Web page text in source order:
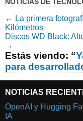
← La primera
Kilómetros
Discos WD Black:
→
Estás viendo: “
para
NOTICIAS
OpenAI y Hugging
IA